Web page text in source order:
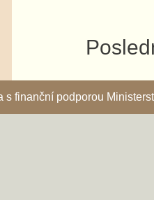
s finanční podporou